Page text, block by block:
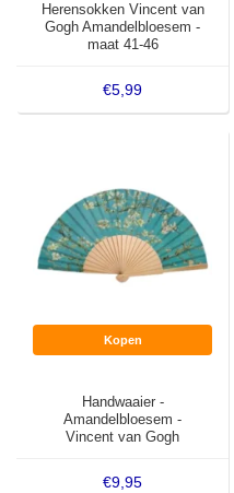
Herensokken Vincent van
Gogh Amandelbloesem -
maat 41-46
€5,99
Kopen
Handwaaier -
Amandelbloesem -
Vincent van Gogh
€9,95